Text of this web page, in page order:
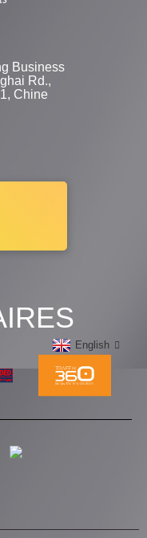
Business
Rd.,
Chine
English